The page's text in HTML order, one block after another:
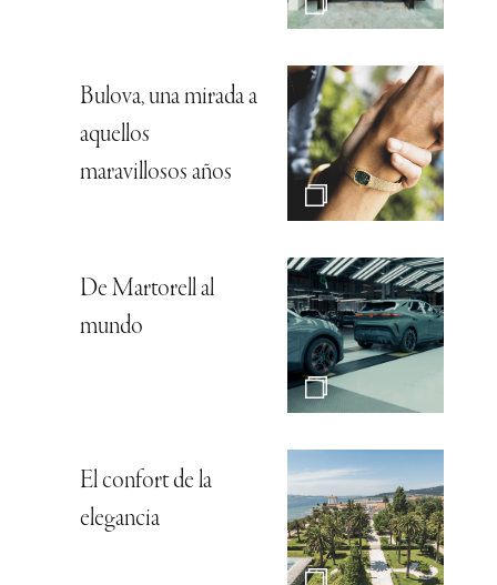
Bulova, una mirada a
aquellos
maravillosos años
De Martorell al
mundo
El confort de la
elegancia